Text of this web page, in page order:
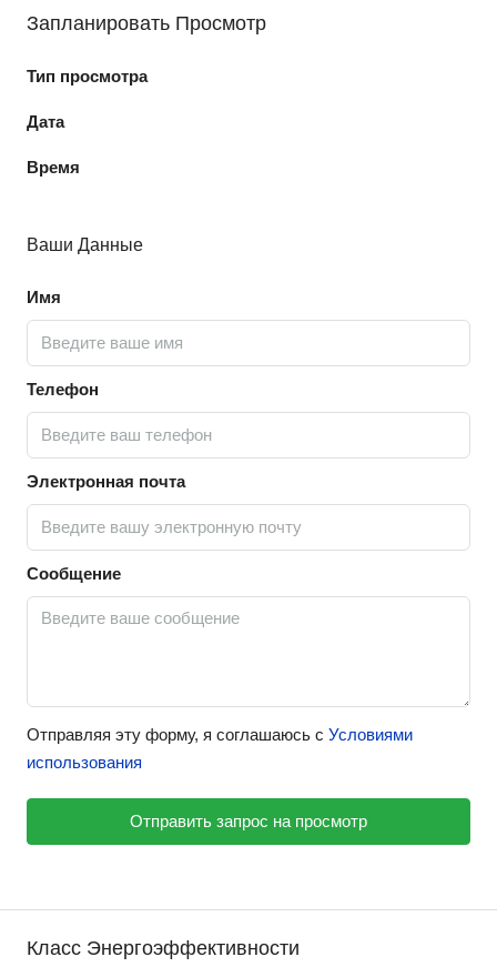
Запланировать Просмотр
Тип просмотра
Дата
Время
Ваши Данные
Имя
Телефон
Электронная почта
Сообщение
Отправляя эту форму, я соглашаюсь с Условиями
использования
Отправить запрос на просмотр
Класс Энергоэффективности